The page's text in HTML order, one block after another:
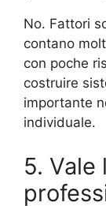
No. Fattori
contano
con poche
costruire
importante
individuale.
5. Vale